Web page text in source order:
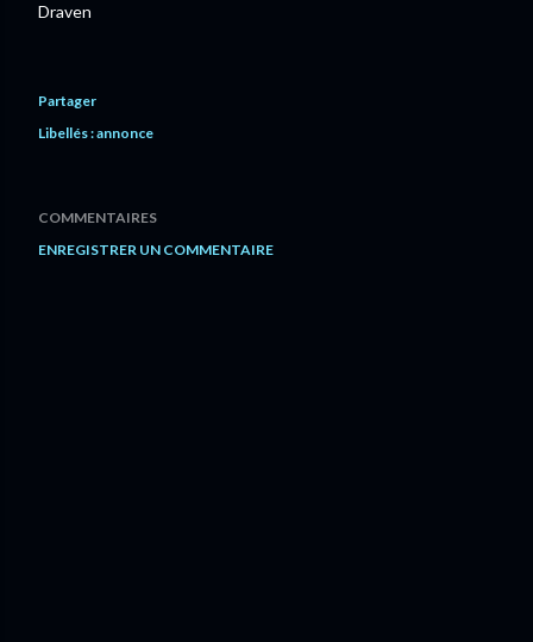
Draven
Partager
Libellés :annonce
COMMENTAIRES
ENREGISTRER UN COMMENTAIRE